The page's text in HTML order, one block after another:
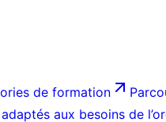
de formation
aux besoins de